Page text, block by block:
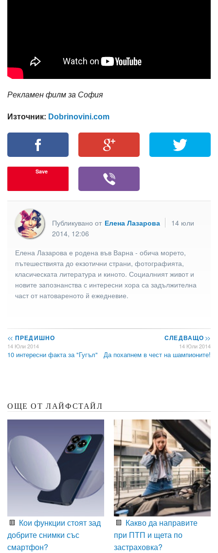
Рекламен филм за София
Източник: Dobrinovini.com
Save
Публикувано от Елена Лазарова
14 юли
2014, 12:06
Елена Лазарова е родена във Варна - обича морето,
пътешествията до екзотични страни, фотографията,
класическата литература и киното. Социалният живот и
новите запознанства с интересни хора са задължителна
част от натовареното й ежедневие.
<< ПРЕДИШНО
14 Юли 2014
10 интересни факта за "Гугъл"
СЛЕДВАЩО>>
14 Юли 2014
Да похапнем в чест на шампионите!
ОЩЕ ОТ ЛАЙФСТАЙЛ
Кои функции стоят зад
добрите снимки със
смартфон?
Какво да направите
при ПТП и щета по
застраховка?